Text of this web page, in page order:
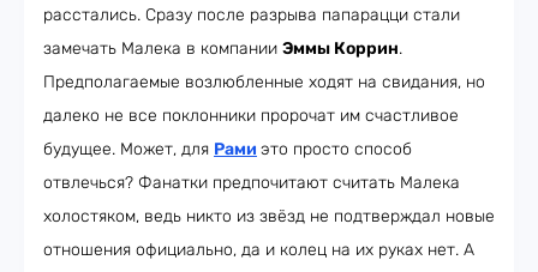
расстались. Сразу после разрыва папарацци стали
замечать Малека в компании Эммы Коррин.
Предполагаемые возлюбленные ходят на свидания, но
далеко не все поклонники пророчат им счастливое
будущее. Может, для Рами это просто способ
отвлечься? Фанатки предпочитают считать Малека
холостяком, ведь никто из звёзд не подтверждал новые
отношения официально, да и колец на их руках нет. А